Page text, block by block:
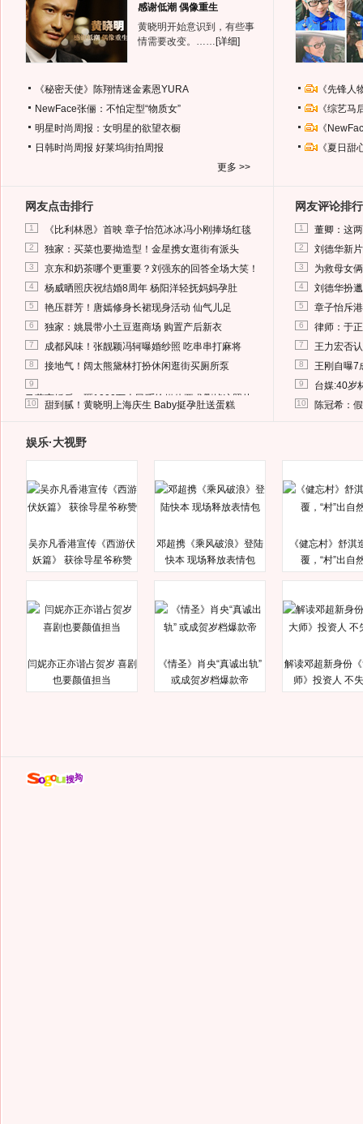
感谢低潮 偶像重生
黄晓明开始意识到，有些事
情需要改变。…… [详细]
《秘密天使》陈翔情迷金素恩YURA
NewFace张俪：不怕定型“物质女”
明星时尚周报：女明星的欲望衣橱
日韩时尚周报 好莱坞街拍周报
更多 >>
《先锋
《综艺
《
《夏日
网友点击排行
1 《比利林恩》首映 章子怡范冰冰冯小刚捧场红毯
2 独家：买菜也要拗造型！金星携女逛街有派头
3 京东和奶茶哪个更重要？刘强东的回答全场大笑！
4 杨威晒照庆祝结婚8周年 杨阳洋轻抚妈妈孕肚
5 艳压群芳！唐嫣修身长裙现身活动 仙气儿足
6 独家：姚晨带小土豆逛商场 购置产后新衣
7 成都风味！张靓颖冯轲曝婚纱照 吃串串打麻将
8 接地气！阔太熊黛林打扮休闲逛街买厕所泵
9
马蓉离婚后，砸1000万人民币给媒体要求删掉这照片
10 甜到腻！黄晓明上海庆生 Baby挺孕肚送蛋糕
网友评论排行
1 董卿：这
2 刘德华新
3 为救母女
4 刘德华扮
5 章子怡斥
6 律师：于
7 王力宏否
8 王刚自曝7
9 台媒:40岁
10 陈冠希：
娱乐·大视野
吴亦凡香港宣传《西游伏
妖篇》 获徐导星爷称赞
邓超携《乘风破浪》登陆
快本 现场释放表情包
《健忘村》舒淇
覆，“村”出自
闫妮亦正亦谐占贺岁 喜剧
也要颜值担当
《情圣》肖央“真诚出轨”
或成贺岁档爆款帝
解读邓超新身份
师》投资人 不